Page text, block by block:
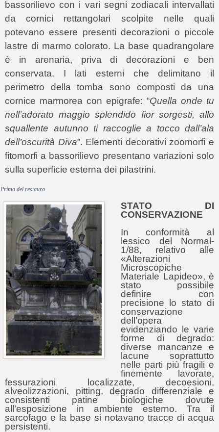
bassorilievo con i vari segni zodiacali intervallati
da cornici rettangolari scolpite nelle quali
potevano essere presenti decorazioni o piccole
lastre di marmo colorato. La base quadrangolare
è in arenaria, priva di decorazioni e ben
conservata. I lati esterni che delimitano il
perimetro della tomba sono composti da una
cornice marmorea con epigrafe: “Quella onde tu
nell’adorato maggio splendido fior sorgesti, allo
squallente autunno ti raccoglie a tocco dall’ala
dell’oscurità Diva”. Elementi decorativi zoomorfi e
fitomorfi a bassorilievo presentano variazioni solo
sulla superficie esterna dei pilastrini.
Prima del restauro
STATO DI
CONSERVAZIONE
In conformità al
lessico del Normal-
1/88, relativo alle
«Alterazioni
Microscopiche
Materiale Lapideo», è
stato possibile
definire con
precisione lo stato di
conservazione
dell’opera
evidenziando le varie
forme di degrado:
diverse mancanze e
lacune soprattutto
nelle parti più fragili e
finemente lavorate,
fessurazioni localizzate, decoesioni,
alveolizzazioni, pitting, degrado differenziale e
consistenti patine biologiche dovute
all’esposizione in ambiente esterno. Tra il
sarcofago e la base si notavano tracce di acqua
persistenti.